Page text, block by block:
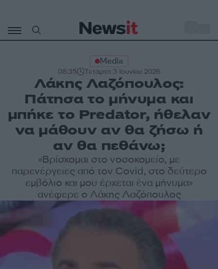
περιεχόμενο
Media
08:35 Τετάρτη 3 Ιουνίου 2026
Λάκης Λαζόπουλος:
Πάτησα το μήνυμα και
μπήκε το Predator, ήθελαν
να μάθουν αν θα ζήσω ή
αν θα πεθάνω;
«Βρίσκομαι στο νοσοκομείο, με
παρενέργειες από τον Covid, στο δεύτερο
εμβόλιο και μου έρχεται ένα μήνυμα»
ανέφερε ο Λάκης Λαζόπουλος